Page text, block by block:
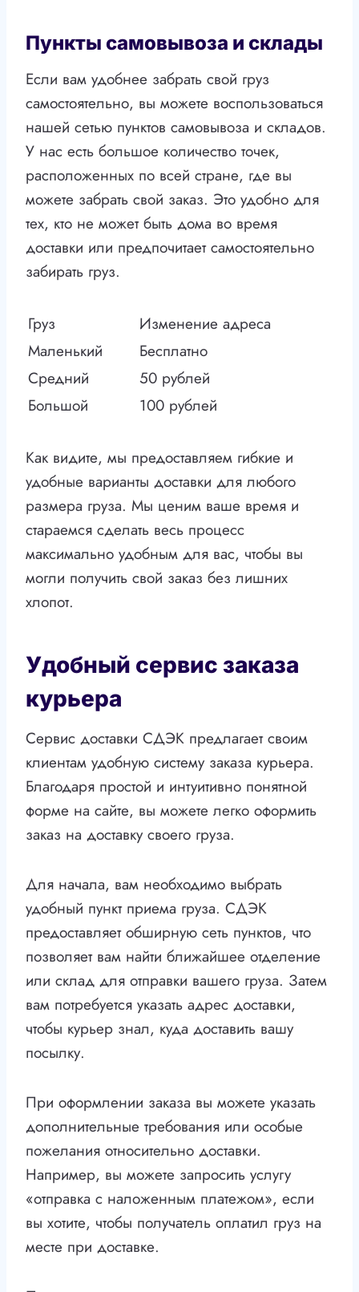
Пункты самовывоза и склады
Если вам удобнее забрать свой груз
самостоятельно, вы можете воспользоваться
нашей сетью пунктов самовывоза и складов.
У нас есть большое количество точек,
расположенных по всей стране, где вы
можете забрать свой заказ. Это удобно для
тех, кто не может быть дома во время
доставки или предпочитает самостоятельно
забирать груз.
Груз
Изменение адреса
Маленький
Бесплатно
Средний
50 рублей
Большой
100 рублей
Как видите, мы предоставляем гибкие и
удобные варианты доставки для любого
размера груза. Мы ценим ваше время и
стараемся сделать весь процесс
максимально удобным для вас, чтобы вы
могли получить свой заказ без лишних
хлопот.
Удобный сервис заказа
курьера
Сервис доставки СДЭК предлагает своим
клиентам удобную систему заказа курьера.
Благодаря простой и интуитивно понятной
форме на сайте, вы можете легко оформить
заказ на доставку своего груза.
Для начала, вам необходимо выбрать
удобный пункт приема груза. СДЭК
предоставляет обширную сеть пунктов, что
позволяет вам найти ближайшее отделение
или склад для отправки вашего груза. Затем
вам потребуется указать адрес доставки,
чтобы курьер знал, куда доставить вашу
посылку.
При оформлении заказа вы можете указать
дополнительные требования или особые
пожелания относительно доставки.
Например, вы можете запросить услугу
«отправка с наложенным платежом», если
вы хотите, чтобы получатель оплатил груз на
месте при доставке.